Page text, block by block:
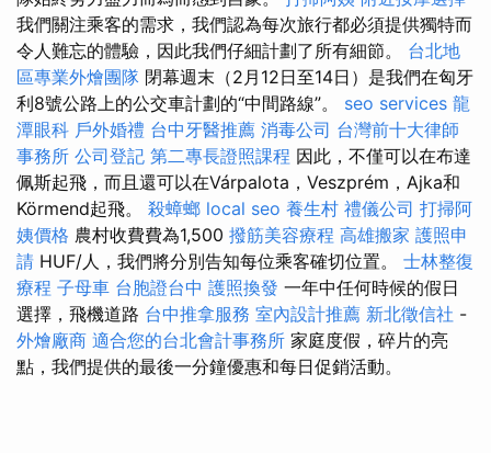
我們關注乘客的需求，我們認為每次旅行都必須提供獨特而
令人難忘的體驗，因此我們仔細計劃了所有細節。 台北地
區專業外燴團隊 閉幕週末（2月12日至14日）是我們在匈牙
利8號公路上的公交車計劃的“中間路線”。 seo services 龍
潭眼科 戶外婚禮 台中牙醫推薦 消毒公司 台灣前十大律師
事務所 公司登記 第二專長證照課程 因此，不僅可以在布達
佩斯起飛，而且還可以在Várpalota，Veszprém，Ajka和
Körmend起飛。 殺蟑螂 local seo 養生村 禮儀公司 打掃阿
姨價格 農村收費費為1,500 撥筋美容療程 高雄搬家 護照申
請 HUF/人，我們將分別告知每位乘客確切位置。 士林整復
療程 子母車 台胞證台中 護照換發 一年中任何時候的假日
選擇，飛機道路 台中推拿服務 室內設計推薦 新北徵信社 -
外燴廠商 適合您的台北會計事務所 家庭度假，碎片的亮
點，我們提供的最後一分鐘優惠和每日促銷活動。